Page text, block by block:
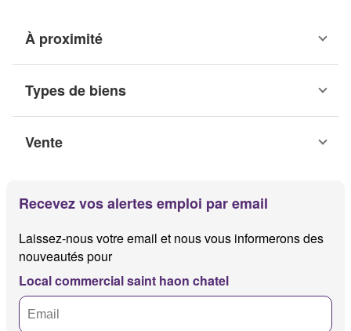
À proximité
Types de biens
Vente
Recevez vos alertes emploi par email
Laissez-nous votre email et nous vous informerons des
nouveautés pour
Local commercial saint haon chatel